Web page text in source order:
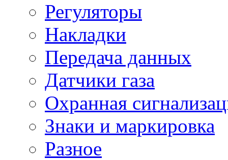
Регуляторы
Накладки
Передача данных
Датчики газа
Охранная
Знаки и маркировка
Разное